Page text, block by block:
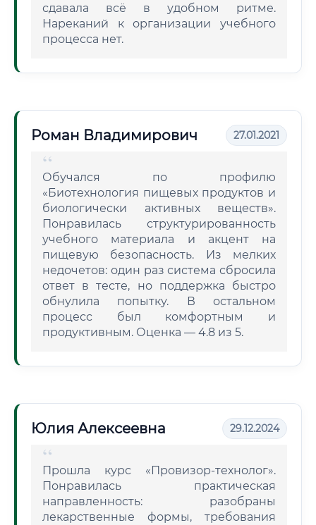
сдавала всё в удобном ритме.
Нареканий к организации учебного
процесса нет.
Роман Владимирович 27.01.2021
Обучался по профилю
«Биотехнология пищевых продуктов и
биологически активных веществ».
Понравилась структурированность
учебного материала и акцент на
пищевую безопасность. Из мелких
недочетов: один раз система сбросила
ответ в тесте, но поддержка быстро
обнулила попытку. В остальном
процесс был комфортным и
продуктивным. Оценка — 4.8 из 5.
Юлия Алексеевна 29.12.2024
Прошла курс «Провизор-технолог».
Понравилась практическая
направленность: разобраны
лекарственные формы, требования